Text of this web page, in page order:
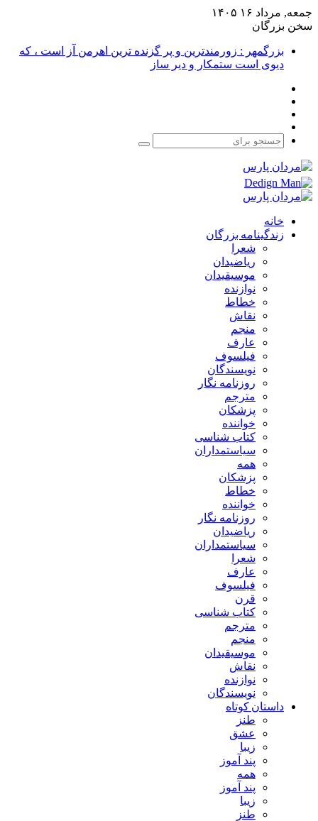
جمعه, مرداد ۱۶ ۱۴۰۵
سخن بزرگان
بزرگمهر : زورمندترین و پر گزنده ترین اهرمن آز است ، که
دیوی است ستمکار و دیر ساز
جستجو
خانه
زندگینامه بزرگان
شعرا
ریاضیدان
موسیقیدان
نوازنده
خطاط
نقاش
منجم
عارف
فیلسوف
نویسندگان
روزنامه نگار
مترجم
پزشکان
خواننده
کتاب شناسی
سیاستمداران
همه
پزشکان
خطاط
خواننده
روزنامه نگار
ریاضیدان
سیاستمداران
شعرا
عارف
فیلسوف
قرن
کتاب شناسی
مترجم
منجم
موسیقیدان
نقاش
نوازنده
نویسندگان
داستان کوتاه
طنز
عشق
زیبا
پند آموز
همه
پند آموز
زیبا
طنز